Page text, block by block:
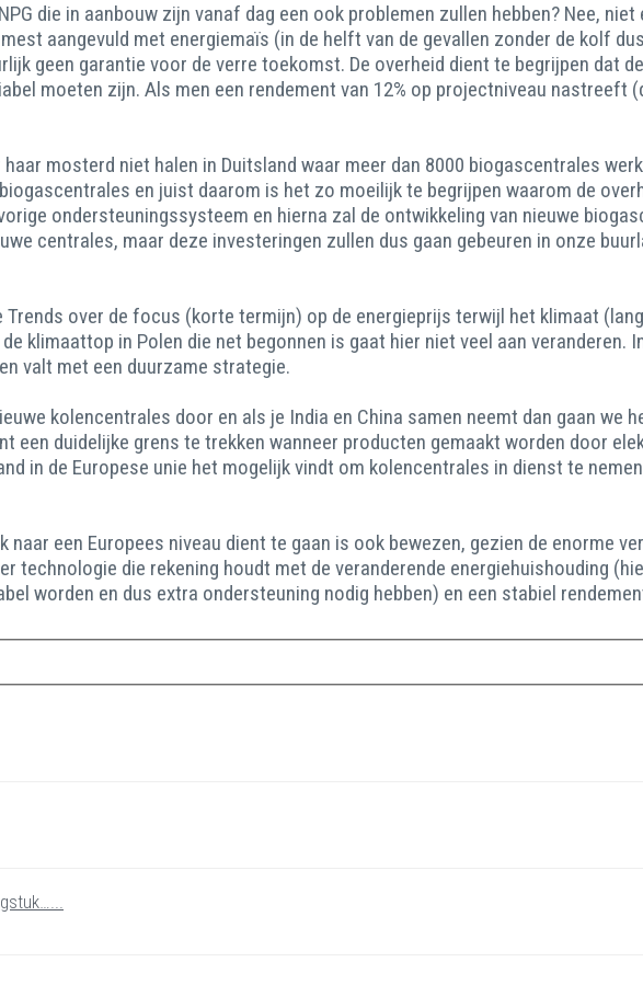
die in aanbouw zijn vanaf dag een ook problemen zullen hebben? Nee,
aangevuld met energiemaïs (in de helft van de gevallen zonder de kolf
geen garantie voor de verre toekomst. De overheid dient te begrijpen dat
moeten zijn. Als men een rendement van 12% op projectniveau
mosterd niet halen in Duitsland waar meer dan 8000 biogascentrales
en juist daarom is het zo moeilijk te begrijpen waarom de
ondersteuningssysteem en hierna zal de ontwikkeling van nieuwe
centrales, maar deze investeringen zullen dus gaan gebeuren in onze
over de focus (korte termijn) op de energieprijs terwijl het klimaat
klimaattop in Polen die net begonnen is gaat hier niet veel aan veranderen.
valt met een duurzame strategie.
kolencentrales door en als je India en China samen neemt dan gaan we
een duidelijke grens te trekken wanneer producten gemaakt worden door
in de Europese unie het mogelijk vindt om kolencentrales in dienst te
een Europees niveau dient te gaan is ook bewezen, gezien de enorme
technologie die rekening houdt met de veranderende energiehuishouding
worden en dus extra ondersteuning nodig hebben) en een stabiel